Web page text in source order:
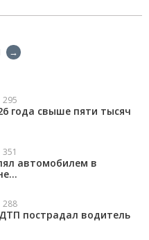
→
295
года свыше пяти тысяч
351
автомобилем в
288
пострадал водитель